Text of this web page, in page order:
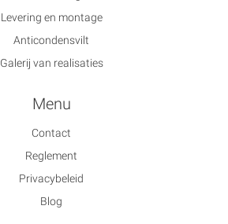
Levering en montage
Anticondensvilt
Galerij van realisaties
Menu
Contact
Reglement
Privacybeleid
Blog